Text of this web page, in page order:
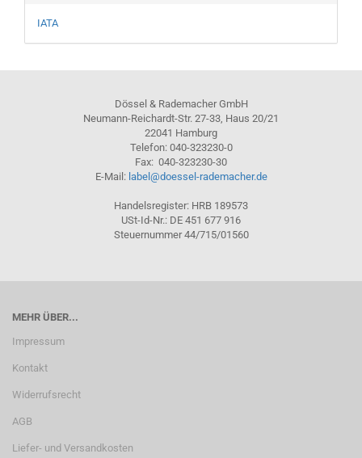
IATA
Dössel & Rademacher GmbH
Neumann-Reichardt-Str. 27-33, Haus 20/21
22041 Hamburg
Telefon: 040-323230-0
Fax: 040-323230-30
E-Mail: label@doessel-rademacher.de
Handelsregister: HRB 189573
USt-Id-Nr.: DE 451 677 916
Steuernummer 44/715/01560
MEHR ÜBER...
Impressum
Kontakt
Widerrufsrecht
AGB
Liefer- und Versandkosten